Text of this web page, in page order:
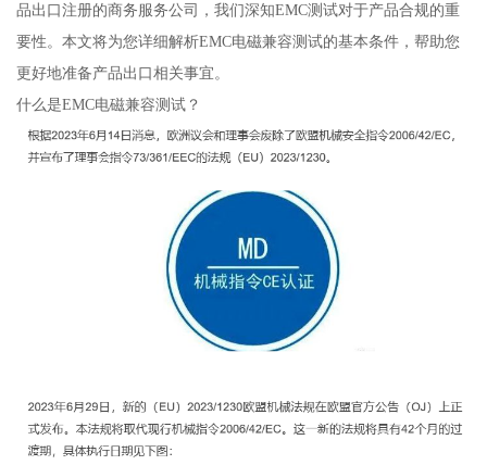
品出口注册的商务服务公司，我们深知EMC测试对于产品合规的重
要性。本文将为您详细解析EMC电磁兼容测试的基本条件，帮助您
更好地准备产品出口相关事宜。
什么是EMC电磁兼容测试？